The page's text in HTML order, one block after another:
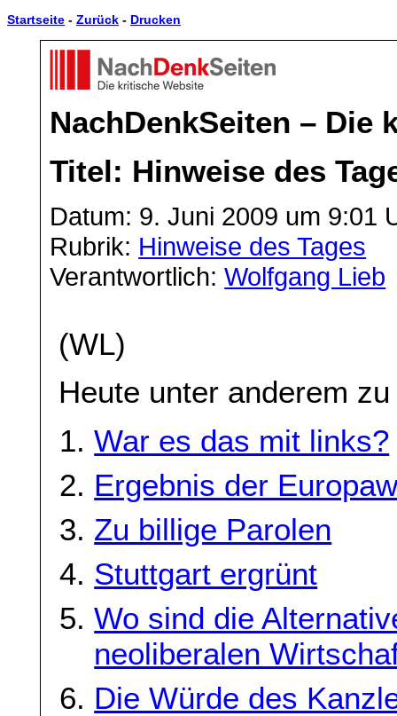
Startseite - Zurück - Drucken
NachDenkSeiten – Die
Titel: Hinweise des
Datum: 9. Juni 2009 um 9:01
Rubrik: Hinweise des Tages
Verantwortlich:Wolfgang Lieb
(WL)
Heute unter anderem
War es das mit links?
Ergebnis der
Zu billige Parolen
Stuttgart ergrünt
Wo sind die
neoliberalen
Die Würde des